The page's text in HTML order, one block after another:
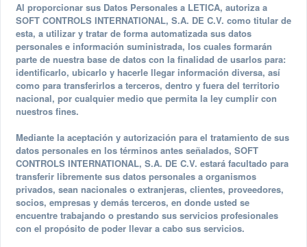
Al proporcionar sus Datos Personales a LETICA, autoriza a
SOFT CONTROLS INTERNATIONAL, S.A. DE C.V. como titular de
esta, a utilizar y tratar de forma automatizada sus datos
personales e información suministrada, los cuales formarán
parte de nuestra base de datos con la finalidad de usarlos para:
identificarlo, ubicarlo y hacerle llegar información diversa, así
como para transferirlos a terceros, dentro y fuera del territorio
nacional, por cualquier medio que permita la ley cumplir con
nuestros fines.
Mediante la aceptación y autorización para el tratamiento de sus
datos personales en los términos antes señalados, SOFT
CONTROLS INTERNATIONAL, S.A. DE C.V. estará facultado para
transferir libremente sus datos personales a organismos
privados, sean nacionales o extranjeras, clientes, proveedores,
socios, empresas y demás terceros, en donde usted se
encuentre trabajando o prestando sus servicios profesionales
con el propósito de poder llevar a cabo sus servicios.